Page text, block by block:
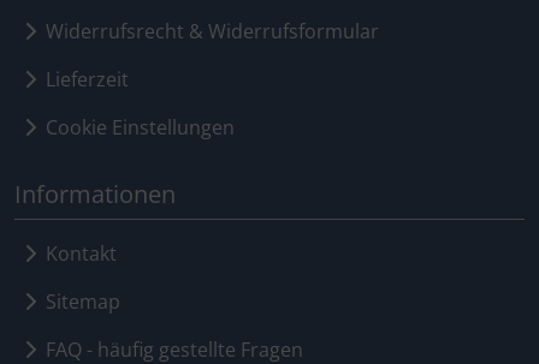
Widerrufsrecht & Widerrufsformular
Lieferzeit
Cookie Einstellungen
Informationen
Kontakt
Sitemap
FAQ - häufig gestellte Fragen